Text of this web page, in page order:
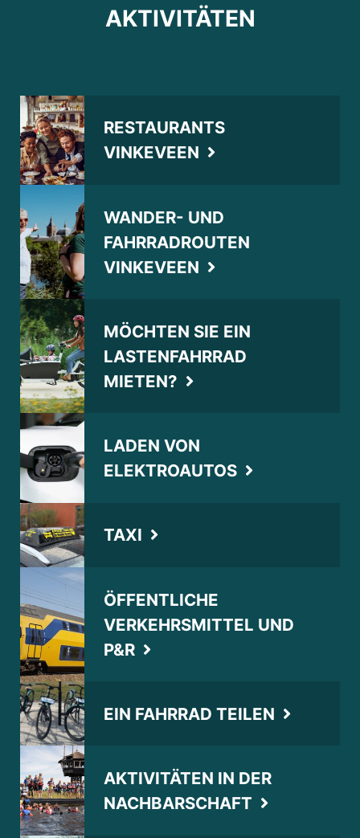
AKTIVITÄTEN
RESTAURANTS
VINKEVEEN
WANDER- UND
FAHRRADROUTEN
VINKEVEEN
MÖCHTEN SIE EIN
LASTENFAHRRAD
MIETEN?
LADEN VON
ELEKTROAUTOS
TAXI
ÖFFENTLICHE
VERKEHRSMITTEL UND
P&R
EIN FAHRRAD TEILEN
AKTIVITÄTEN IN DER
NACHBARSCHAFT